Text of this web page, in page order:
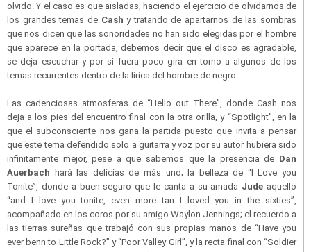
olvido. Y el caso es que aisladas, haciendo el ejercicio de olvidarnos de
los grandes temas deCash y tratando de apartarnos de las sombras
que nos dicen que las sonoridades no han sido elegidas por el hombre
que aparece en la portada, debemos decir que el disco es agradable,
se deja escuchar y por si fuera poco gira en torno a algunos de los
temas recurrentes dentro de la lírica del hombre de negro.
Las cadenciosas atmosferas de “Hello out There”, donde Cash nos
deja a los pies del encuentro final con la otra orilla, y “Spotlight”, en la
que el subconsciente nos gana la partida puesto que invita a pensar
que este tema defendido solo a guitarra y voz por su autor hubiera sido
infinitamente mejor, pese a que sabemos que la presencia de Dan
Auerbach hará las delicias de más uno; la belleza de “I Love you
Tonite”, donde a buen seguro que le canta a su amada Jude aquello
“and I love you tonite, even more tan I loved you in the sixties”,
acompañado en los coros por su amigo Waylon Jennings; el recuerdo a
las tierras sureñas que trabajó con sus propias manos de “Have you
ever benn to Little Rock?” y “Poor Valley Girl”, y la recta final con “Soldier